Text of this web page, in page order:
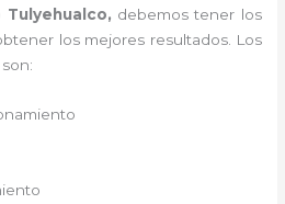
Tulyehualco, debemos tener los
los mejores resultados. Los